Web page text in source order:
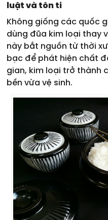
luật và tôn ti
Không giống các quốc
dùng đũa kim loại thay
này bắt nguồn từ thời
bạc để phát hiện chất
gian, kim loại trở thành
bền vừa vệ sinh.